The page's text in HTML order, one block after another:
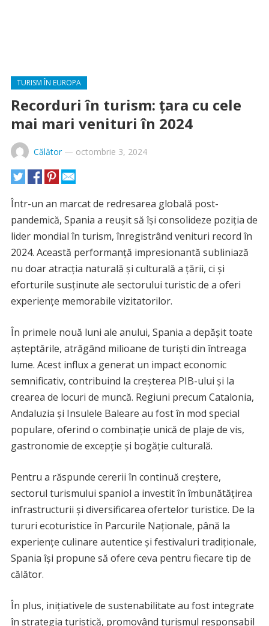
TURISM ÎN EUROPA
Recorduri în turism: țara cu cele
mai mari venituri în 2024
Călător— octombrie 3, 2024
Într-un an marcat de redresarea globală post-
pandemică, Spania a reușit să își consolideze poziția de
lider mondial în turism, înregistrând venituri record în
2024. Această performanță impresionantă subliniază
nu doar atracția naturală și culturală a țării, ci și
eforturile susținute ale sectorului turistic de a oferi
experiențe memorabile vizitatorilor.
În primele nouă luni ale anului, Spania a depășit toate
așteptările, atrăgând milioane de turiști din întreaga
lume. Acest influx a generat un impact economic
semnificativ, contribuind la creșterea PIB-ului și la
crearea de locuri de muncă. Regiuni precum Catalonia,
Andaluzia și Insulele Baleare au fost în mod special
populare, oferind o combinație unică de plaje de vis,
gastronomie de excepție și bogăție culturală.
Pentru a răspunde cererii în continuă creștere,
sectorul turismului spaniol a investit în îmbunătățirea
infrastructurii și diversificarea ofertelor turistice. De la
tururi ecoturistice în Parcurile Naționale, până la
experiențe culinare autentice și festivaluri tradiționale,
Spania își propune să ofere ceva pentru fiecare tip de
călător.
În plus, inițiativele de sustenabilitate au fost integrate
în strategia turistică, promovând turismul responsabil